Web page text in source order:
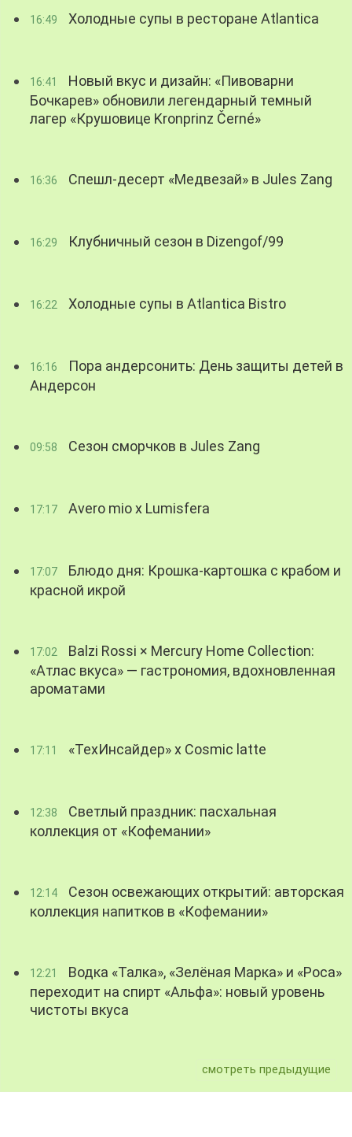
16:49 Холодные супы в ресторане Atlantica
16:41
Новый вкус и дизайн: «Пивоварни
Бочкарев» обновили легендарный темный
лагер «Крушовице Kronprinz Černé»
16:36 Спешл-десерт «Медвезай» в Jules Zang
16:29 Клубничный сезон в Dizengof/99
16:22 Холодные супы в Atlantica Bistro
16:16
Пора андерсонить: День защиты детей в
Андерсон
09:58 Сезон сморчков в Jules Zang
17:17 Avero mio x Lumisfera
17:07
Блюдо дня: Крошка-картошка с крабом и
красной икрой
17:02
Balzi Rossi × Mercury Home Collection:
«Атлас вкуса» — гастрономия, вдохновленная
ароматами
17:11 «ТехИнсайдер» х Cosmic latte
12:38
Светлый праздник: пасхальная
коллекция от «Кофемании»
12:14
Сезон освежающих открытий: авторская
коллекция напитков в «Кофемании»
12:21
Водка «Талка», «Зелёная Марка» и «Роса»
переходит на спирт «Альфа»: новый уровень
чистоты вкуса
смотреть предыдущие